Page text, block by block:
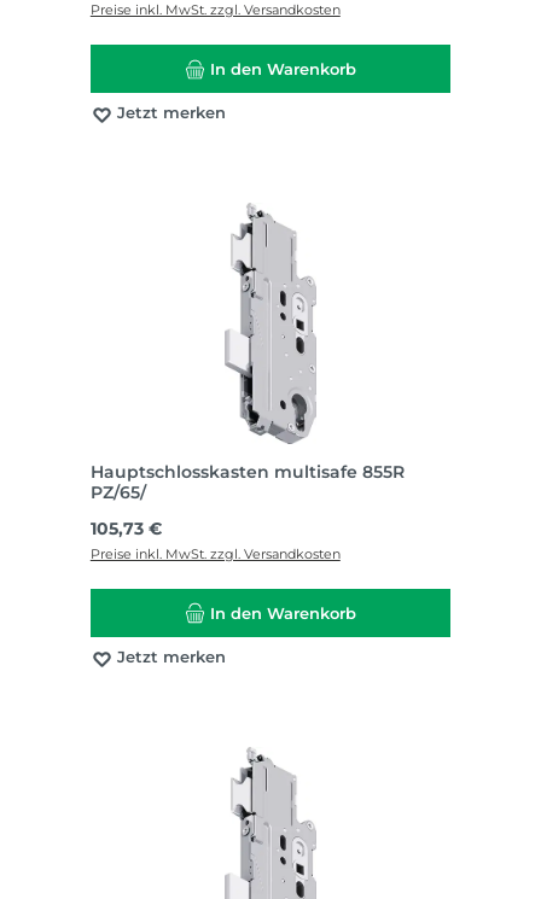
Preise inkl. MwSt. zzgl. Versandkosten
In den Warenkorb
Jetzt merken
Hauptschlosskasten multisafe 855R
PZ/65/
Regulärer Preis:
105,73 €
Preise inkl. MwSt. zzgl. Versandkosten
In den Warenkorb
Jetzt merken